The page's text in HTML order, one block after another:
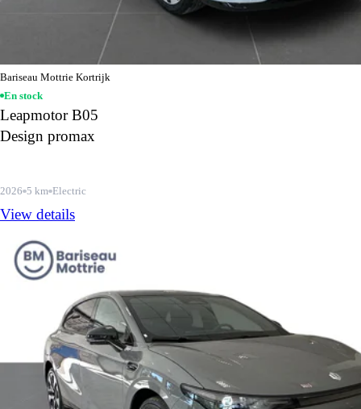
Bariseau Mottrie Kortrijk
En stock
Leapmotor B05
Design promax
2026 5 km Electric
View details